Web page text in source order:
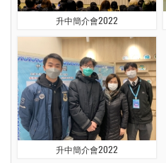
升中簡介會2022
升中簡介會2022